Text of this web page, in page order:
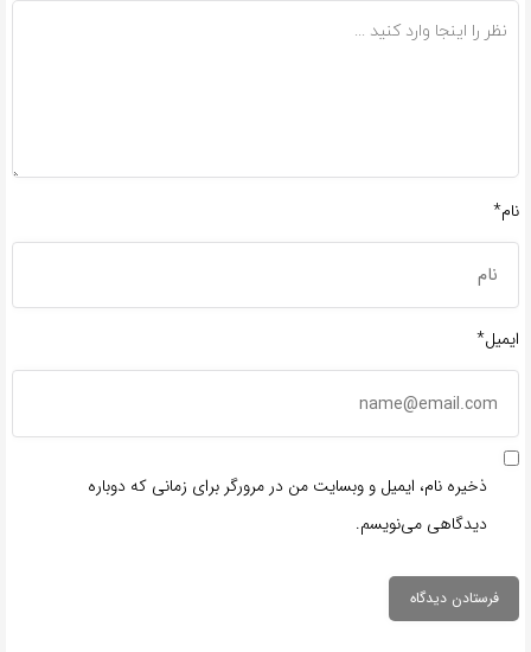
نام*
ایمیل*
ذخیره نام، ایمیل و وبسایت من در مرورگر برای زمانی که دوباره
دیدگاهی می‌نویسم.